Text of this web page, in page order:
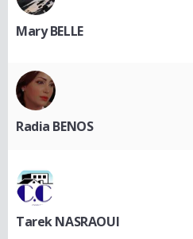
Mary BELLE
Radia BENOS
Tarek NASRAOUI